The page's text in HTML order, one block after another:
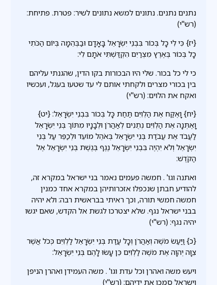
נתנים נתנים. נתונים למשא נתונים לשיר: פטרת. פתיחת:
(רש"י)
{יז} כִּי לִי כָל בְּכוֹר בִּבְנֵי יִשְׂרָאֵל בָּאָדָם וּבַבְּהֵמָה בְּיוֹם הַכֹּתִי
כָל בְּכוֹר בְּאֶרֶץ מִצְרַיִם הִקְדַּשְׁתִּי אֹתָם לִי:
כי לי כל בכור. שלי היו הבכורות בקו הדין, שהגנתי עליהם
בין בכורי מצרים ולקחתי אותם לי עד שטעו בעגל, ועכשיו
ואקח את הלוים: (רש"י)
{יח} וָאֶקַּח אֶת הַלְוִיִּם תַּחַת כָּל בְּכוֹר בִּבְנֵי יִשְׂרָאֵל: {יט}
וָאֶתְּנָה אֶת הַלְוִיִּם נְתֻנִים לְאַהֲרֹן וּלְבָנָיו מִתּוֹךְ בְּנֵי יִשְׂרָאֵל
לַעֲבֹד אֶת עֲבֹדַת בְּנֵי יִשְׂרָאֵל בְּאֹהֶל מוֹעֵד וּלְכַפֵּר עַל בְּנֵי
יִשְׂרָאֵל וְלֹא יִהְיֶה בִּבְנֵי יִשְׂרָאֵל נֶגֶף בְּגֶשֶׁת בְּנֵי יִשְׂרָאֵל אֶל
הַקֹּדֶשׁ:
ואתנה וגו' . חמשה פעמים נאמר בני ישראל במקרא זה,
להודיע חבתן שנכפלו אזכרותיהן במקרא אחד כמנין
חמשה חמשי תורה, וכך ראיתי בבראשית רבה: ולא יהיה
בבני ישראל נגף. שלא יצטרכו לגשת אל הקדש, שאם יגשו
יהיה נגף: (רש"י)
{כ} וַיַּעַשׂ מֹשֶׁה וְאַהֲרֹן וְכָל עֲדַת בְּנֵי יִשְׂרָאֵל לַלְוִיִּם כְּכֹל אֲשֶׁר
צִוָּה יְהוָה אֶת מֹשֶׁה לַלְוִיִּם כֵּן עָשׂוּ לָהֶם בְּנֵי יִשְׂרָאֵל:
ויעש משה ואהרן וכל עדת וגו' . משה העמידן ואהרן הניפן
וישראל סמכו את ידיהם: (רש"י)